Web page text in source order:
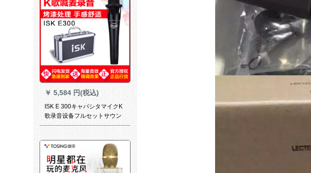
￥ 5,584 円(税込)
ISK E 300キャパシタマイクK
歌录音设备フルセットサウン
ドカードセット